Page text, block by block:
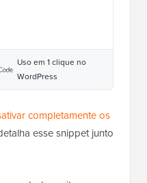
Uso em 1 clique no
WordPress
completamente os
esse snippet junto